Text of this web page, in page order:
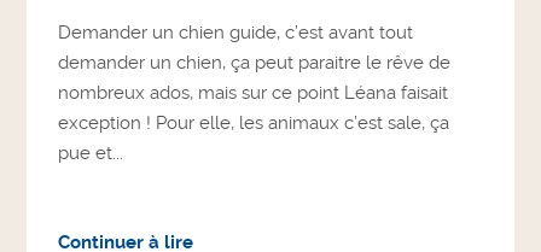
Demander un chien guide, c’est avant tout
demander un chien, ça peut paraitre le rêve de
nombreux ados, mais sur ce point Léana faisait
exception ! Pour elle, les animaux c’est sale, ça
pue et...
Continuer à lire